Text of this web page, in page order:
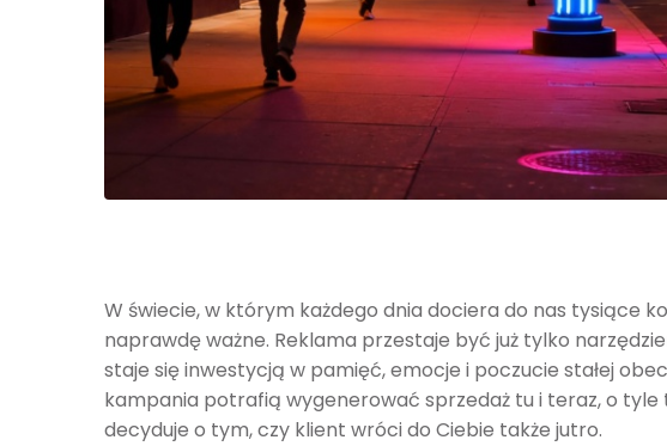
W świecie, w którym każdego dnia dociera do nas tysiące
naprawdę ważne. Reklama przestaje być już tylko
staje się inwestycją w pamięć, emocje i poczucie stałej
kampania potrafią wygenerować sprzedaż tu i teraz, o tyle
decyduje o tym, czy klient wróci do Ciebie także jutro.